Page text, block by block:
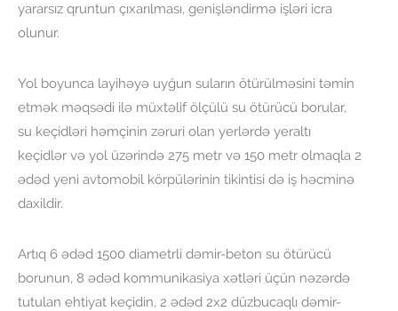
yararsız qruntun çıxarılması, genişləndirmə işləri icra
olunur.
Yol boyunca layihəyə uyğun suların ötürülməsini təmin
etmək məqsədi ilə müxtəlif ölçülü su ötürücü borular,
su keçidləri həmçinin zəruri olan yerlərdə yeraltı
keçidlər və yol üzərində 275 metr və 150 metr olmaqla 2
ədəd yeni avtomobil körpülərinin tikintisi də iş həcminə
daxildir.
Artıq 6 ədəd 1500 diametrli dəmir-beton su ötürücü
borunun, 8 ədəd kommunikasiya xətləri üçün nəzərdə
tutulan ehtiyat keçidin, 2 ədəd 2x2 düzbucaqlı dəmir-